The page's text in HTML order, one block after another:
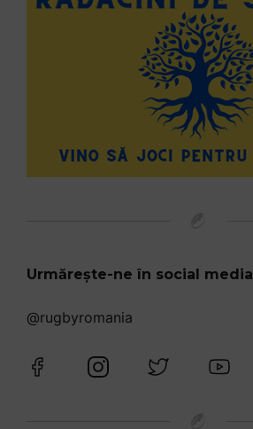
Urmărește-ne în social media
@rugbyromania